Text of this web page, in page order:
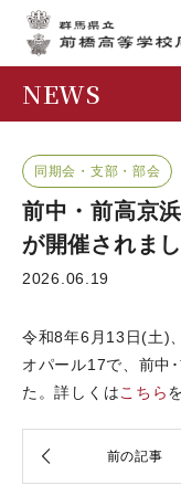
NEWS
同期会・支部・部会
前中・前高京
が開催されま
2026.06.19
令和8年6月13日(土)
オパール17で、前中
た。詳しくはこちら